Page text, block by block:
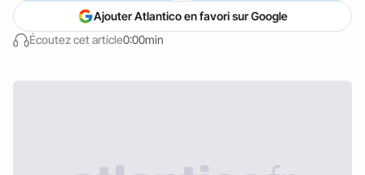
Écoutez cet article0:00min
Ajouter Atlantico en favori sur Google